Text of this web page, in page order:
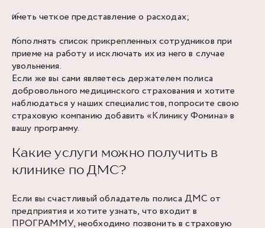
иметь четкое представление о расходах;
пополнять список прикрепленных сотрудников при
приеме на работу и исключать их из него в случае
увольнения.
Если же вы сами являетесь держателем полиса
добровольного медицинского страхования и хотите
наблюдаться у наших специалистов, попросите свою
страховую компанию добавить «Клинику Фомина» в
вашу программу.
Какие услуги можно получить в
клинике по ДМС?
Если вы счастливый обладатель полиса ДМС от
предприятия и хотите узнать, что входит в
ПРОГРАММУ, необходимо позвонить в страховую